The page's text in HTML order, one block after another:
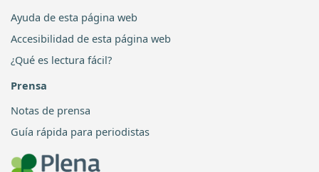
Ayuda de esta página web
Accesibilidad de esta página web
¿Qué es lectura fácil?
Prensa
Notas de prensa
Guía rápida para periodistas